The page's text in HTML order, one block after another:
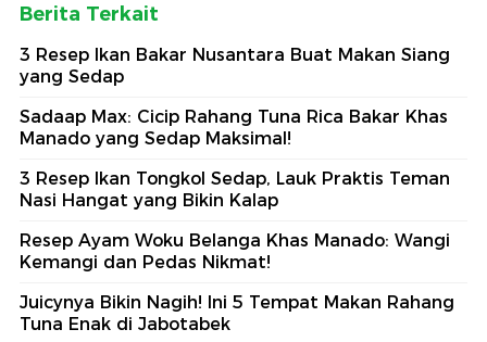
Berita Terkait
3 Resep Ikan Bakar Nusantara Buat Makan Siang
yang Sedap
Sadaap Max: Cicip Rahang Tuna Rica Bakar Khas
Manado yang Sedap Maksimal!
3 Resep Ikan Tongkol Sedap, Lauk Praktis Teman
Nasi Hangat yang Bikin Kalap
Resep Ayam Woku Belanga Khas Manado: Wangi
Kemangi dan Pedas Nikmat!
Juicynya Bikin Nagih! Ini 5 Tempat Makan Rahang
Tuna Enak di Jabotabek